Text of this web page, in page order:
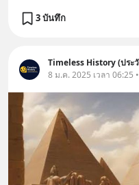
3 บันทึก
Timeless History (ประ
8 ม.ค. 2025 เวลา 06:25